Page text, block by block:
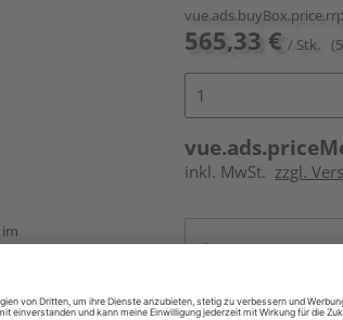
vue.ads.buyBox.price.rrp
565,33 € / Stk.
inkl. MwSt. zzgl.